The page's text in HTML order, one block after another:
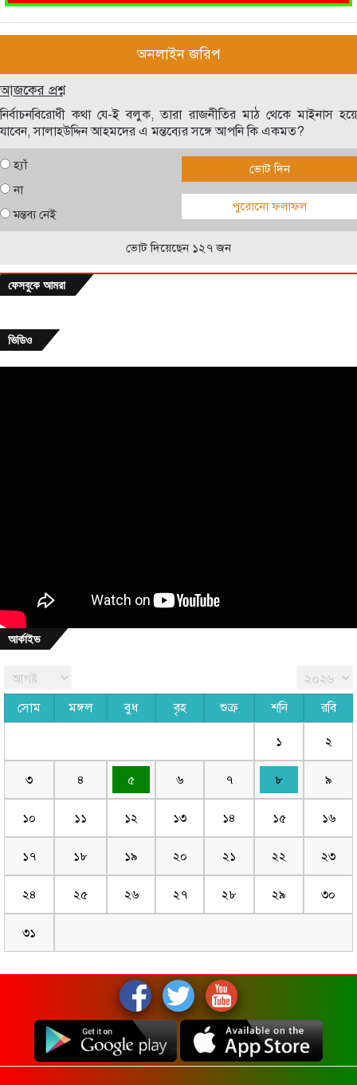
অনলাইন জরিপ
আজকের প্রশ্ন
নির্বাচনবিরোধী কথা যে-ই বলুক, তারা রাজনীতির মাঠ থেকে মাইনাস হয়ে
যাবেন, সালাহউদ্দিন আহমদের এ মন্তব্যের সঙ্গে আপনি কি একমত?
হ্যাঁ
না
মন্তব্য নেই
ভোট দিন
পুরোনো ফলাফল
ভোট দিয়েছেন ১২৭ জন
ফেসবুকে আমরা
ভিডিও
আর্কাইভ
সোম মঙ্গল বুধ বৃহ শুক্র শনি রবি
১ ২
৩ ৪ ৫ ৬ ৭ ৮ ৯
১০ ১১ ১২ ১৩ ১৪ ১৫ ১৬
১৭ ১৮ ১৯ ২০ ২১ ২২ ২৩
২৪ ২৫ ২৬ ২৭ ২৮ ২৯ ৩০
৩১